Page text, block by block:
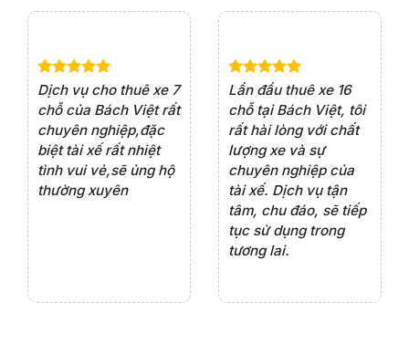
Châu Đốc 1 ngày
Châu Đốc 2 ngày
Cha Diệp 600km 1 ngày
Cha Diệp
- Cà Mau
700km 2 ngày
Cà Mau -
Đất Mũi
800km 3 ngày
Hà Tiên 1 ngày
Hà Tiên 2 ngày
Hà Tiên 3 ngày
Dịch vụ cho thuê xe 7
chỗ của Bách Việt rất
chuyên nghiệp,đặc
biệt tài xế rất nhiệt
tình vui vẻ,sẽ ủng hộ
thường xuyên
Lần đầu thuê xe 16
chỗ tại Bách Việt, tôi
rất hài lòng với chất
lượng xe và sự
chuyên nghiệp của
tài xế. Dịch vụ tận
tâm, chu đáo, sẽ tiếp
tục sử dụng trong
tương lai.